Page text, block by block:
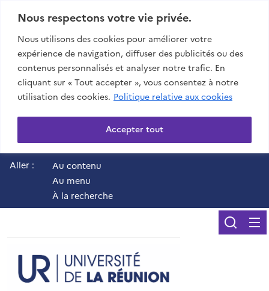
Nous respectons votre vie privée.
Nous utilisons des cookies pour améliorer votre
expérience de navigation, diffuser des publicités ou des
contenus personnalisés et analyser notre trafic. En
cliquant sur « Tout accepter », vous consentez à notre
utilisation des cookies. Politique relative aux cookies
Accepter tout
Aller :
Au contenu
Au menu
À la recherche